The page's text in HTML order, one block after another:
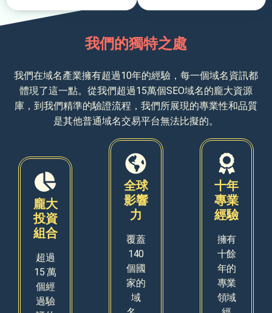
我們的獨特之處
我們在域名產業擁有超過10年的經驗，每一個域名資訊都
體現了這一點。從我們超過15萬個SEO域名的龐大資源
庫，到我們精準的驗證流程，我們所展現的專業性和品質
是其他普通域名交易平台無法比擬的。
龐大
投資
組合
超過
15 萬
個經
過驗
全球
影響
力
覆蓋
140
個國
家的
域
十年
專業
經驗
擁有
十餘
年的
專業
領域